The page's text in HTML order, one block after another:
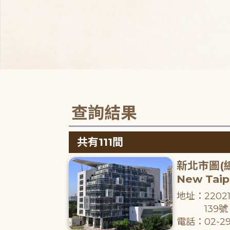
查詢結果
共有111間
新北市圖(
New
地址：
139號
電話：02-